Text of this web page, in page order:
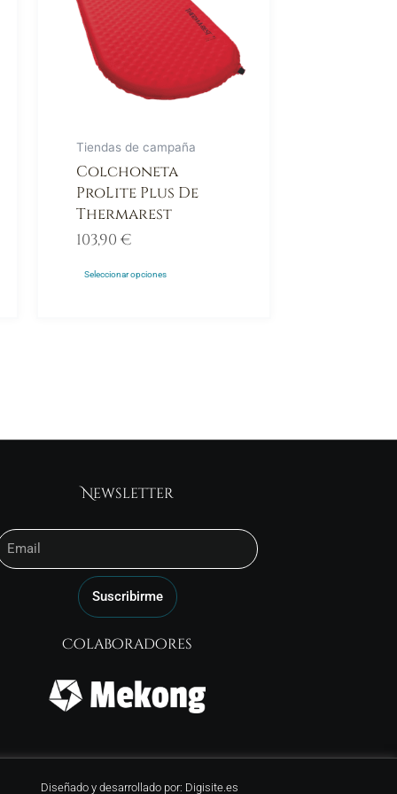
Tiendas de campaña
Colchoneta
ProLite Plus De
Thermarest
103,90€
Seleccionar opciones
Las
opciones
pueden
página
de
Newsletter
Suscribirme
Colaboradores
Diseñado y desarrollado por: Digisite.es